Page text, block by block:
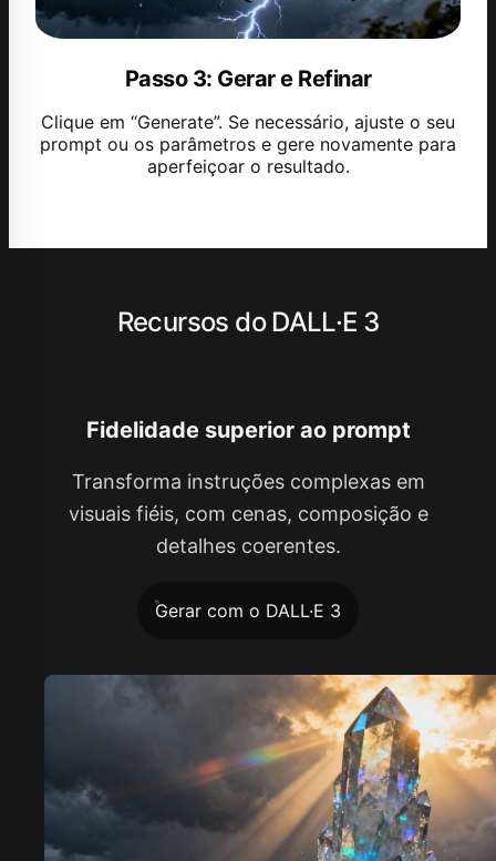
Passo 3: Gerar e Refinar
Clique em “Generate”. Se necessário, ajuste o seu
prompt ou os parâmetros e gere novamente para
aperfeiçoar o resultado.
Recursos do DALL·E 3
Fidelidade superior ao prompt
Transforma instruções complexas em
visuais fiéis, com cenas, composição e
detalhes coerentes.
Gerar com o DALL·E 3